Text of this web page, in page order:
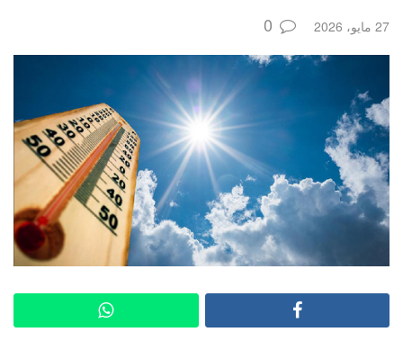
27 مايو، 2026 0